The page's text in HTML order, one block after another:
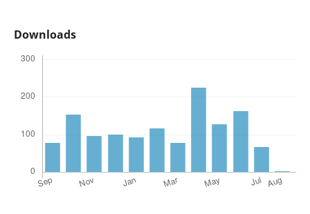
Downloads